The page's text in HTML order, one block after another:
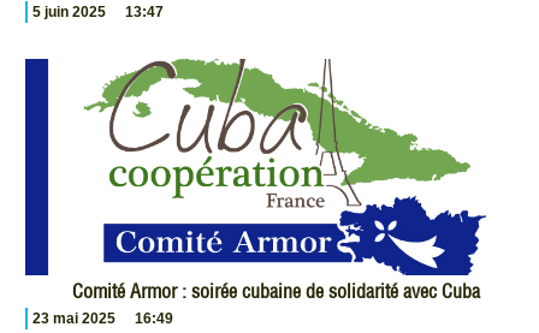
5 juin 2025 13:47
Comité Armor : soirée cubaine de solidarité avec Cuba
23 mai 2025 16:49